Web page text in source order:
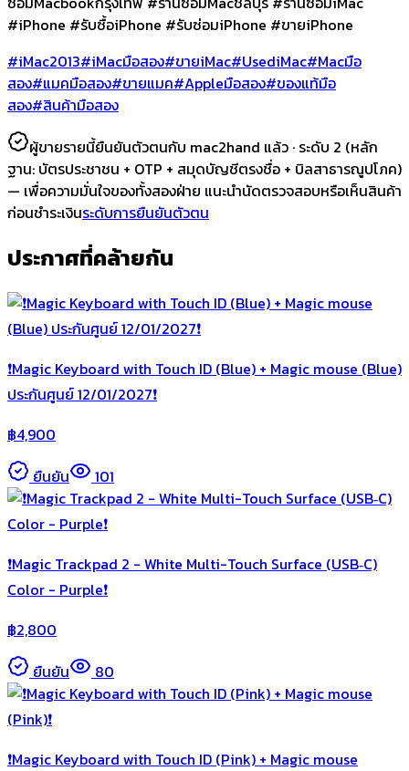
#iPhone #รับซื้อiPhone #รับซ่อมiPhone #ขายiPhone
#iMac2013#iMacมือสอง#ขายiMac#UsediMac#Macมือ
สอง#แมคมือสอง#ขายแมค#Appleมือสอง#ของแท้มือ
สอง#สินค้ามือสอง
ผู้ขายรายนี้ยืนยันตัวตนกับ mac2hand แล้ว · ระดับ 2 (หลัก
ฐาน: บัตรประชาชน + OTP + สมุดบัญชีตรงชื่อ + บิลสาธารณูปโภค)
— เพื่อความมั่นใจของทั้งสองฝ่าย แนะนำนัดตรวจสอบหรือเห็นสินค้า
ก่อนชำระเงินระดับการยืนยันตัวตน
ประกาศที่คล้ายกัน
❗️Magic Keyboard with Touch ID (Blue) + Magic mouse (Blue)
ประกันศูนย์ 12/01/2027❗️
฿4,900
ยืนยัน
101
❗️Magic Trackpad 2 - White Multi-Touch Surface (USB‑C)
Color - Purple❗️
฿2,800
ยืนยัน
80
❗️Magic Keyboard with Touch ID (Pink) + Magic mouse